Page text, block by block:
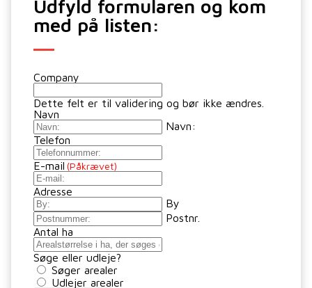
Udfyld formularen og kom
med på listen:
Company
Dette felt er til validering og bør ikke ændres.
Navn
Navn:
Telefon
E-mail (Påkrævet)
Adresse
By
Postnr.
Antal ha
Søge eller udleje?
Søger arealer
Udlejer arealer